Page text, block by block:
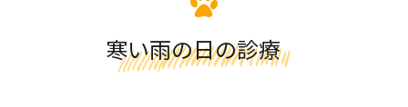
寒い雨の日の診療